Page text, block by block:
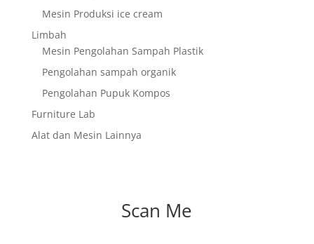
Mesin Produksi ice cream
Limbah
Mesin Pengolahan Sampah Plastik
Pengolahan sampah organik
Pengolahan Pupuk Kompos
Furniture Lab
Alat dan Mesin Lainnya
Scan Me